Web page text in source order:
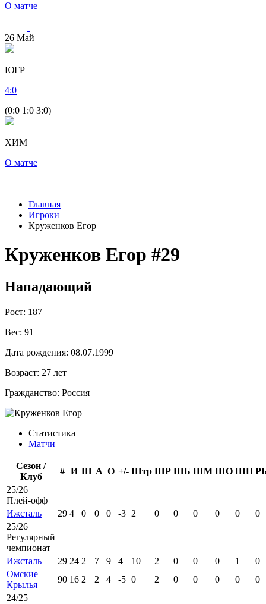
О матче
26 Май
ЮГР
4:0
(0:0 1:0 3:0)
ХИМ
О матче
Главная
Игроки
Круженков Егор
Круженков Егор #29
Нападающий
Рост: 187
Вес: 91
Дата рождения: 08.07.1999
Возраст: 27 лет
Гражданство: Россия
Статистика
Матчи
Сезон /
Клуб
# И Ш А О +/- Штр ШР ШБ ШМ ШО ШП
25/26 |
Плей-офф
Ижсталь
29 4 0 0 0 -3 2 0 0 0 0 0
0
25/26 |
Регулярный
чемпионат
Ижсталь
29 24 2 7 9 4 10 2 0 0 0 1
0
Омские
Крылья
90 16 2 2 4 -5 0 2 0 0 0 0
0
24/25 |